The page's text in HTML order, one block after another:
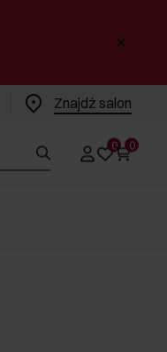
Znajdż salon
0 0